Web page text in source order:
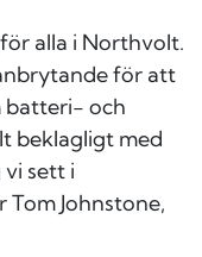
alla i Northvolt.
för att
batteri- och
beklagligt med
sett i
Johnstone,